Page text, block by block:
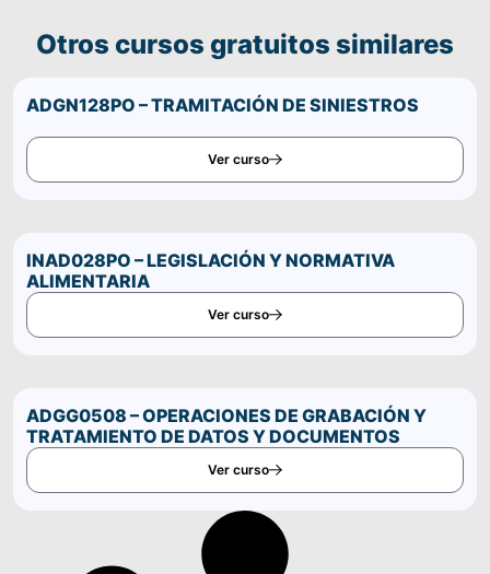
Otros cursos gratuitos similares
ADGN128PO – TRAMITACIÓN DE SINIESTROS
Ver curso
INAD028PO – LEGISLACIÓN Y NORMATIVA
ALIMENTARIA
Ver curso
ADGG0508 – OPERACIONES DE GRABACIÓN Y
TRATAMIENTO DE DATOS Y DOCUMENTOS
Ver curso